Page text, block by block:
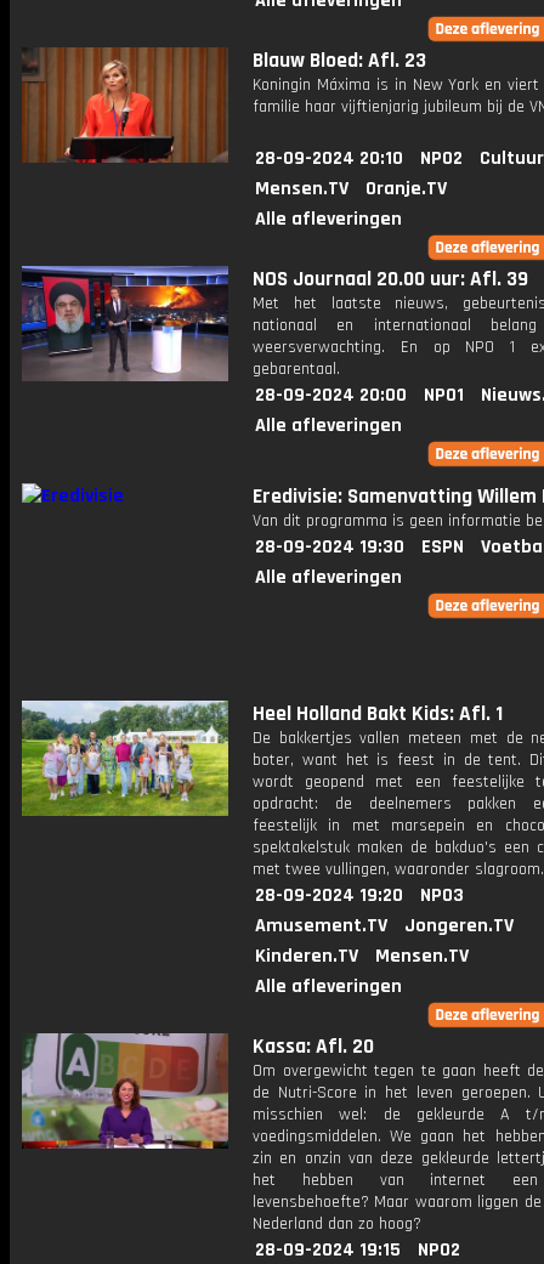
Blauw Bloed: Afl. 23
Koningin Máxima is in New York en
familie haar vijftienjarig jubileum bij de
28-09-2024 20:10 NPO2
Mensen.TV
Oranje.TV
Alle afleveringen
NOS Journaal 20.00 uur: Afl. 39
Met het laatste nieuws,
nationaal en internationaal
weersverwachting. En op NPO 1
gebarentaal.
28-09-2024 20:00 NPO1
Alle afleveringen
Eredivisie: Samenvatting Willem
Van dit programma is geen informatie
28-09-2024 19:30 ESPN
Alle afleveringen
Heel Holland Bakt Kids: Afl. 1
De bakkertjes vallen meteen met de
boter, want het is feest in de tent.
wordt geopend met een feestelijke
opdracht: de deelnemers pakken
feestelijk in met marsepein en
spektakelstuk maken de bakduo's een
met twee vullingen, waaronder slagroom.
28-09-2024 19:20
NPO3
Amusement.TV
Jongeren.TV
Kinderen.TV
Mensen.TV
Alle afleveringen
Kassa: Afl. 20
Om overgewicht tegen te gaan heeft
de Nutri-Score in het leven geroepen.
misschien wel: de gekleurde A
voedingsmiddelen. We gaan het
zin en onzin van deze gekleurde
het hebben van internet
levensbehoefte? Maar waarom liggen
Nederland dan zo hoog?
28-09-2024 19:15
NPO2